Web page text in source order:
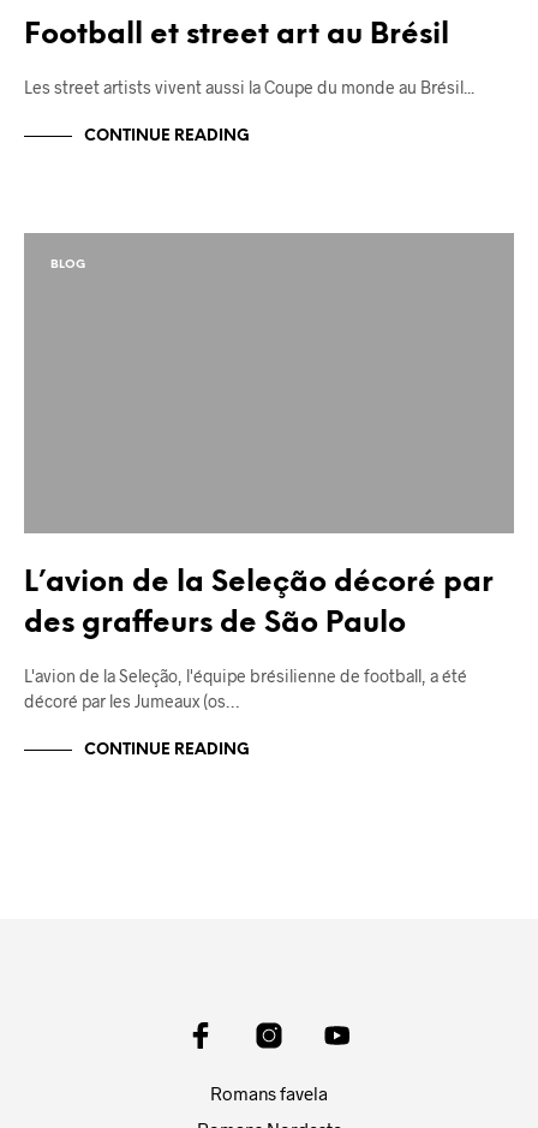
Football et street art au Brésil
Les street artists vivent aussi la Coupe du monde au Brésil...
CONTINUE READING
BLOG
L’avion de la Seleção décoré par
des graffeurs de São Paulo
L'avion de la Seleção, l'équipe brésilienne de football, a été
décoré par les Jumeaux (os…
CONTINUE READING
Romans favela